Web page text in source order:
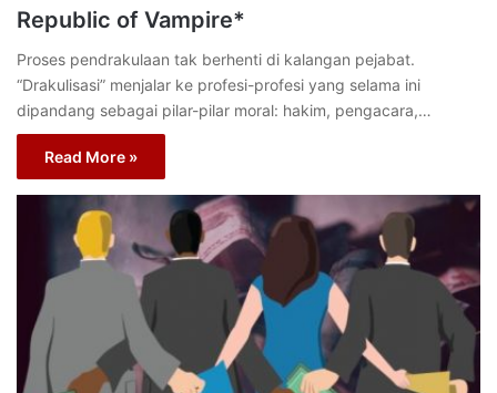
Republic of Vampire*
Proses pendrakulaan tak berhenti di kalangan pejabat.
“Drakulisasi” menjalar ke profesi-profesi yang selama ini
dipandang sebagai pilar-pilar moral: hakim, pengacara,…
Read More »